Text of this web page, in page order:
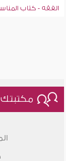
الفقه - كتاب
مكتبتك